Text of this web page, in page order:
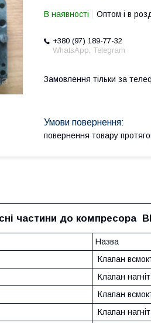
В наявності Оптом і в
+380 (97) 189-77-32
WhatsApp, Telegram
Замовлення тільки за
повернення товару
частини до компресора
Назва
Клапан
Клапан
Клапан
Клапан